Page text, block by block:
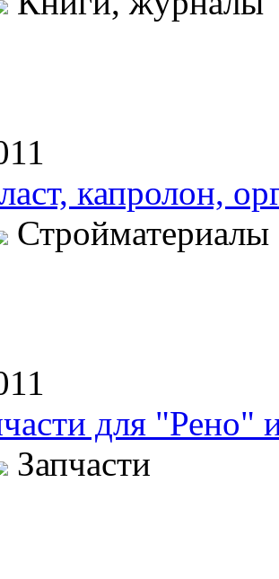
капролон,
Стройматериалы
для
Запчасти